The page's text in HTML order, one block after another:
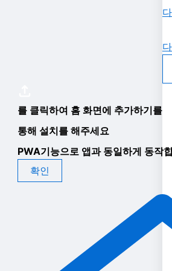
를 클릭하여 홈 화면에 추가하기를
통해 설치를 해주세요
PWA기능으로 앱과 동일하게 동작
확인